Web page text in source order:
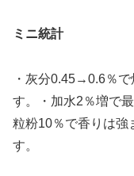
ミニ統計
・灰分0.45→0.6％
す。・加水2％増で
粒粉10％で香りは強
す。